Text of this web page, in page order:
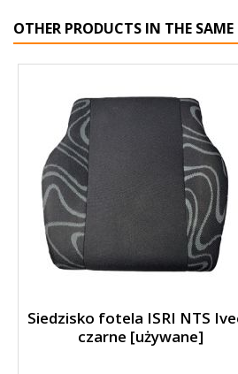
OTHER PRODUCTS IN THE SAME
Siedzisko fotela ISRI NTS
czarne [używane]